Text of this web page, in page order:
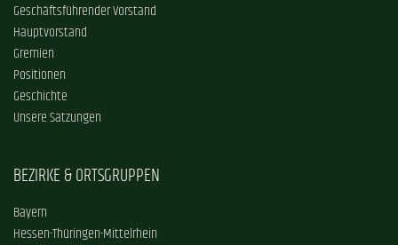
Geschäftsführender Vorstand
Hauptvorstand
Gremien
Positionen
Geschichte
Unsere Satzungen
BEZIRKE & ORTSGRUPPEN
Bayern
Hessen-Thüringen-Mittelrhein